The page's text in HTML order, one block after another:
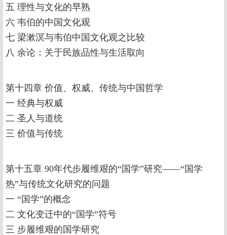
五 理性与文化的早熟
六 韦伯的中国文化观
七 梁漱溟与韦伯中国文化观之比较
八 余论：关于民族品性与生活取向
第十四章 价值、权威、传统与中国哲学
一 经典与权威
二 圣人与道统
三 价值与传统
第十五章 90年代步履维艰的“国学”研究——“国学
热”与传统文化研究的问题
一 “国学”的概念
二 文化变迁中的“国学”符号
三 步履维艰的国学研究